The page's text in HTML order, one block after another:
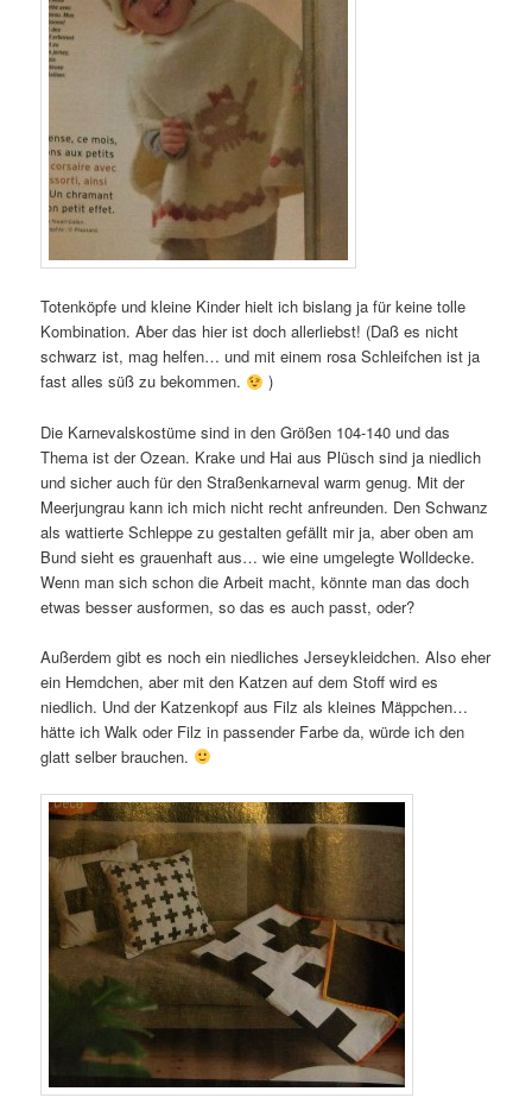
Totenköpfe und kleine Kinder hielt ich bislang ja für keine tolle
Kombination. Aber das hier ist doch allerliebst! (Daß es nicht
schwarz ist, mag helfen… und mit einem rosa Schleifchen ist ja
fast alles süß zu bekommen.
)
Die Karnevalskostüme sind in den Größen 104-140 und das
Thema ist der Ozean. Krake und Hai aus Plüsch sind ja niedlich
und sicher auch für den Straßenkarneval warm genug. Mit der
Meerjungrau kann ich mich nicht recht anfreunden. Den Schwanz
als wattierte Schleppe zu gestalten gefällt mir ja, aber oben am
Bund sieht es grauenhaft aus… wie eine umgelegte Wolldecke.
Wenn man sich schon die Arbeit macht, könnte man das doch
etwas besser ausformen, so das es auch passt, oder?
Außerdem gibt es noch ein niedliches Jerseykleidchen. Also eher
ein Hemdchen, aber mit den Katzen auf dem Stoff wird es
niedlich. Und der Katzenkopf aus Filz als kleines Mäppchen…
hätte ich Walk oder Filz in passender Farbe da, würde ich den
glatt selber brauchen.